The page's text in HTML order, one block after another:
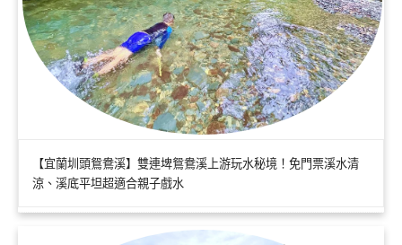
【宜蘭圳頭鴛鴦溪】雙連埤鴛鴦溪上游玩水秘境！免門票溪水清
涼、溪底平坦超適合親子戲水